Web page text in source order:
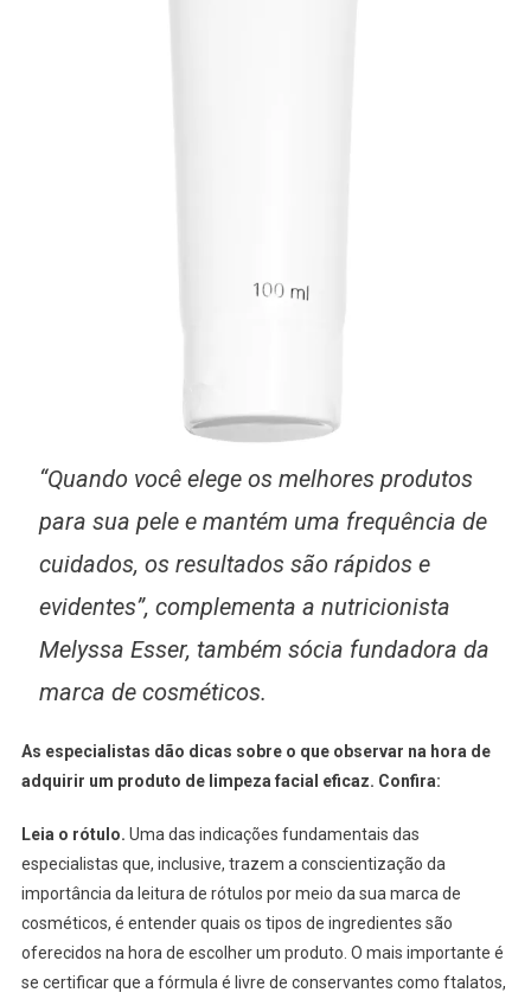
“Quando você elege os melhores produtos
para sua pele e mantém uma frequência de
cuidados, os resultados são rápidos e
evidentes”, complementa a nutricionista
Melyssa Esser, também sócia fundadora da
marca de cosméticos.
As especialistas dão dicas sobre o que observar na hora de
adquirir um produto de limpeza facial eficaz. Confira:
Leia o rótulo. Uma das indicações fundamentais das
especialistas que, inclusive, trazem a conscientização da
importância da leitura de rótulos por meio da sua marca de
cosméticos, é entender quais os tipos de ingredientes são
oferecidos na hora de escolher um produto. O mais importante é
se certificar que a fórmula é livre de conservantes como ftalatos,